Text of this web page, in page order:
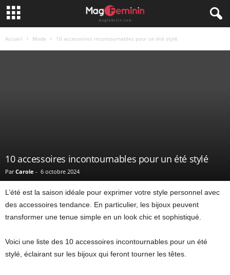
Accueil Mode 10 accessoires incontournables pour un été stylé
10 accessoires incontournables pour un été stylé
Par Carole - 6 octobre 2024
L’été est la saison idéale pour exprimer votre style personnel avec
des accessoires tendance. En particulier, les bijoux peuvent
transformer une tenue simple en un look chic et sophistiqué.
Voici une liste des 10 accessoires incontournables pour un été
stylé, éclairant sur les bijoux qui feront tourner les têtes.